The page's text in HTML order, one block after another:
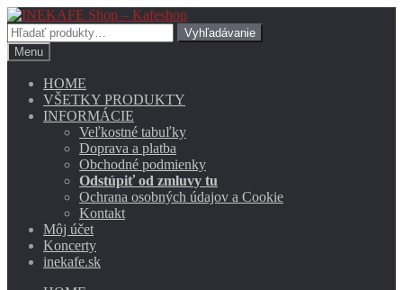
Preskočiť
na
navigáciu
Preskočiť
na
obsah
Hľadať:
Vyhľadávanie
Menu
HOME
VŠETKY PRODUKTY
INFORMÁCIE
Veľkostné tabuľky
Doprava a platba
Obchodné podmienky
Odstúpiť od zmluvy tu
Ochrana osobných údajov a Cookie
Kontakt
Môj účet
Koncerty
inekafe.sk